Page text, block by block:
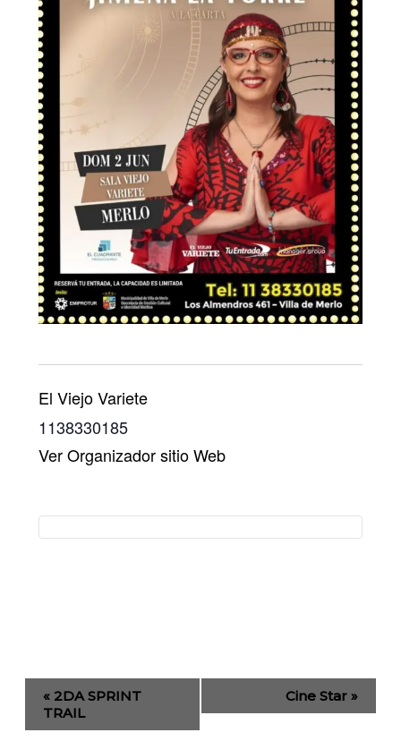
El Viejo Variete
1138330185
Ver Organizador sitio Web
Evento
Navegación
« 2DA SPRINT
TRAIL
Cine Star »